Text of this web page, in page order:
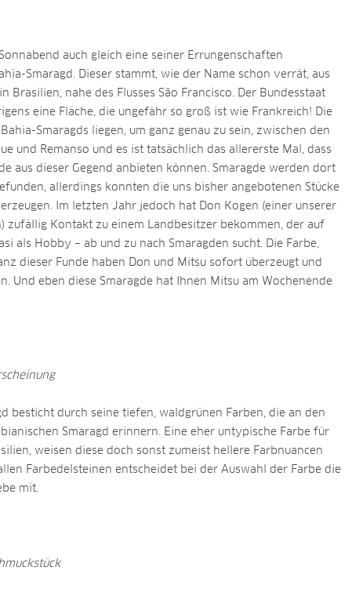
auch gleich eine seiner Errungenschaften
Smaragd. Dieser stammt, wie der Name schon verrät, aus
Brasilien, nahe des Flusses São Francisco. Der Bundesstaat
eine Fläche, die ungefähr so groß ist wie Frankreich! Die
Smaragds liegen, um ganz genau zu sein, zwischen den
und Remanso und es ist tatsächlich das allererste Mal, dass
aus dieser Gegend anbieten können. Smaragde werden dort
allerdings konnten die uns bisher angebotenen Stücke
Im letzten Jahr jedoch hat Don Kogen (einer unserer
zufällig Kontakt zu einem Landbesitzer bekommen, der auf
als Hobby – ab und zu nach Smaragden sucht. Die Farbe,
dieser Funde haben Don und Mitsu sofort überzeugt und
Und eben diese Smaragde hat Ihnen Mitsu am Wochenende
besticht durch seine tiefen, waldgrünen Farben, die an den
Smaragd erinnern. Eine eher untypische Farbe für
weisen diese doch sonst zumeist hellere Farbnuancen
Farbedelsteinen entscheidet bei der Auswahl der Farbe die
mit.